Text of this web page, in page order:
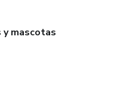
mascotas